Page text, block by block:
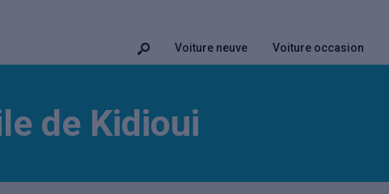
Voiture neuve Voiture occasion
de Kidioui